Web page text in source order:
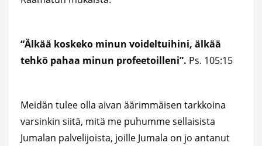
“Älkää koskeko minun voideltuihini, älkää
tehkö pahaa minun profeetoilleni”. Ps. 105:15
Meidän tulee olla aivan äärimmäisen tarkkoina
varsinkin siitä, mitä me puhumme sellaisista
Jumalan palvelijoista, joille Jumala on jo antanut